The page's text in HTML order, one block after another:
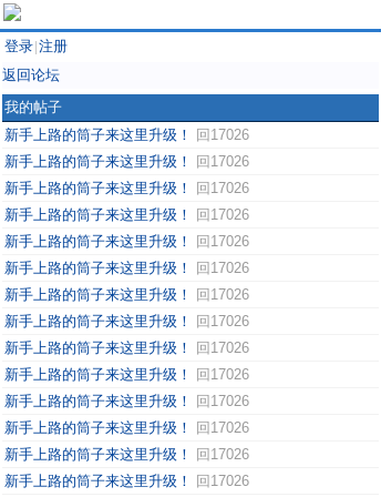
登录 注册
返回论坛
我的帖子
新手上路的筒子来这里升级！
回17026
新手上路的筒子来这里升级！
回17026
新手上路的筒子来这里升级！
回17026
新手上路的筒子来这里升级！
回17026
新手上路的筒子来这里升级！
回17026
新手上路的筒子来这里升级！
回17026
新手上路的筒子来这里升级！
回17026
新手上路的筒子来这里升级！
回17026
新手上路的筒子来这里升级！
回17026
新手上路的筒子来这里升级！
回17026
新手上路的筒子来这里升级！
回17026
新手上路的筒子来这里升级！
回17026
新手上路的筒子来这里升级！
回17026
新手上路的筒子来这里升级！
回17026